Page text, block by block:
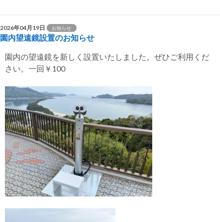
2026年04月19日 お知らせ
園内望遠鏡設置のお知らせ
園内の望遠鏡を新しく設置いたしました。ぜひご利用くだ
さい。一回￥100